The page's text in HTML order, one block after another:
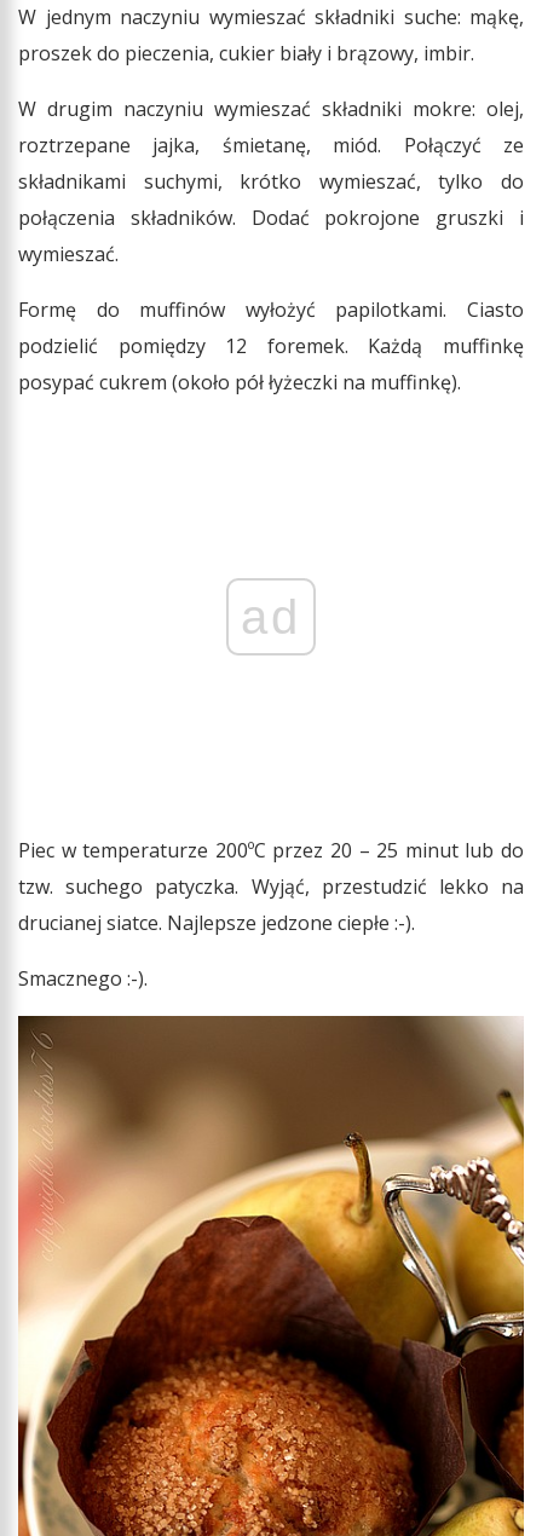
W jednym naczyniu wymieszać składniki suche: mąkę,
proszek do pieczenia, cukier biały i brązowy, imbir.
W drugim naczyniu wymieszać składniki mokre: olej,
roztrzepane jajka, śmietanę, miód. Połączyć ze
składnikami suchymi, krótko wymieszać, tylko do
połączenia składników. Dodać pokrojone gruszki i
wymieszać.
Formę do muffinów wyłożyć papilotkami. Ciasto
podzielić pomiędzy 12 foremek. Każdą muffinkę
posypać cukrem (około pół łyżeczki na muffinkę).
ad
Piec w temperaturze 200ºC przez 20 – 25 minut lub do
tzw. suchego patyczka. Wyjąć, przestudzić lekko na
drucianej siatce. Najlepsze jedzone ciepłe :-).
Smacznego :-).